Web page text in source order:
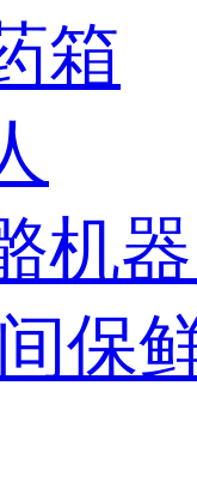
箱
机
保